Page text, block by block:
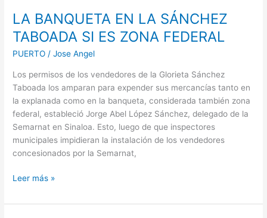
LA BANQUETA EN LA SÁNCHEZ
TABOADA SI ES ZONA FEDERAL
PUERTO /Jose Angel
Los permisos de los vendedores de la Glorieta Sánchez
Taboada los amparan para expender sus mercancías tanto en
la explanada como en la banqueta, considerada también zona
federal, estableció Jorge Abel López Sánchez, delegado de la
Semarnat en Sinaloa. Esto, luego de que inspectores
municipales impidieran la instalación de los vendedores
concesionados por la Semarnat,
LA
BANQUETA
EN
LA
TABOADA
Leer más »